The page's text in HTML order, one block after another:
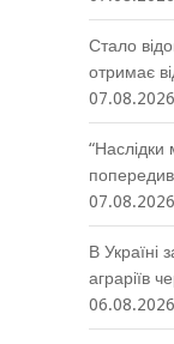
Стало
отримає
“Наслідки
попередив
В Україні
аграріїв